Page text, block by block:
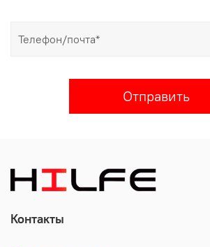
Отправить
Контакты